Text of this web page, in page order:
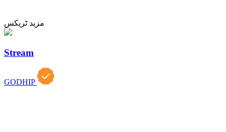
مزید ٹریکس
Stream
GODHIP